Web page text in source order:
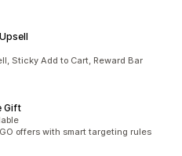
Sticky Add to Cart, Reward Bar
Gift
offers with smart targeting rules